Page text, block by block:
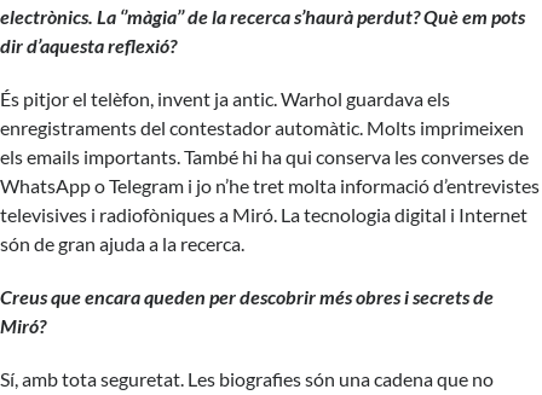
electrònics. La ‘’màgia’’ de la recerca s’haurà perdut? Què em pots
dir d’aquesta reflexió?
És pitjor el telèfon, invent ja antic. Warhol guardava els
enregistraments del contestador automàtic. Molts imprimeixen
els emails importants. També hi ha qui conserva les converses de
WhatsApp o Telegram i jo n’he tret molta informació d’entrevistes
televisives i radiofòniques a Miró. La tecnologia digital i Internet
són de gran ajuda a la recerca.
Creus que encara queden per descobrir més obres i secrets de
Miró?
Sí, amb tota seguretat. Les biografies són una cadena que no